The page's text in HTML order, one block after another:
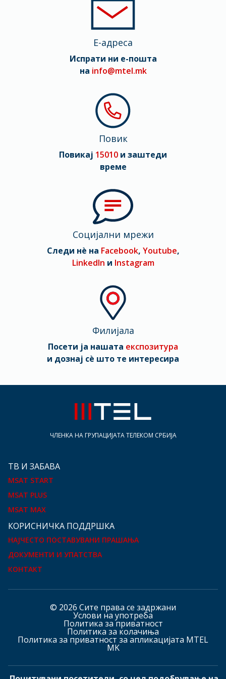
E-адреса
Испрати ни е-пошта
на info@mtel.mk
Повик
Повикај 15010 и заштеди
време
Социјални мрежи
Следи нè на Facebook, Youtube,
LinkedIn и Instagram
Филијала
Посети ја нашата експозитура
и дознај сè што те интересира
ЧЛЕНКА НА ГРУПАЦИЈАТА ТЕЛЕКОМ СРБИЈА
ТВ И ЗАБАВА
MSAT START
MSAT PLUS
MSAT MAX
КOРИСНИЧКА ПОДДРШКА
НАЈЧЕСТО ПОСТАВУВАНИ ПРАШАЊА
ДОКУМЕНТИ И УПАТСТВА
КОНТАКТ
© 2026 Сите права се задржани
Услови на употреба
Политика за приватност
Политика за колачиња
Политика за приватност за апликацијата MTEL
MK